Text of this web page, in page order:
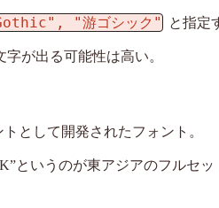
"游ゴシック" と指定
が出る可能性は高い。
として開発されたフォント。
というのが東アジアのフルセッ